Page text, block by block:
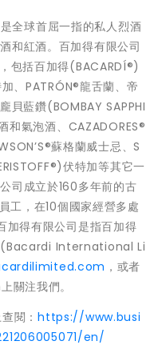
球首屈一指的私人烈酒
和紅酒。百加得有限公司
包括百加得(BACARDÍ®)
、PATRÓN®龍舌蘭、帝
貝藍鑽(BOMBAY SAPPHI
和氣泡酒、CAZADORES®
蘇格蘭威士忌、S
伏特加等其它一
司成立於160多年前的古
工，在10個國家經營多處
加得有限公司是指百加得
(Bacardi International Li
，或者
注我們。
閱：https://www.busi
en/